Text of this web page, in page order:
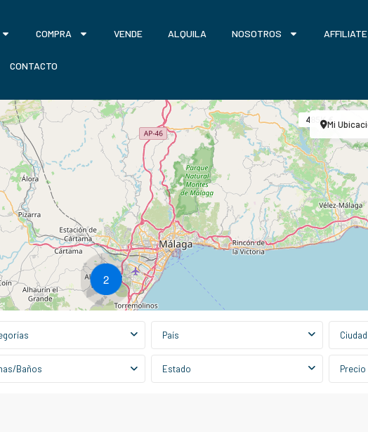
COMPRA VENDE ALQUILA NOSOTROS
CONTACTO
2
485K €Mi
País Ciudad
Baños Estado Precio